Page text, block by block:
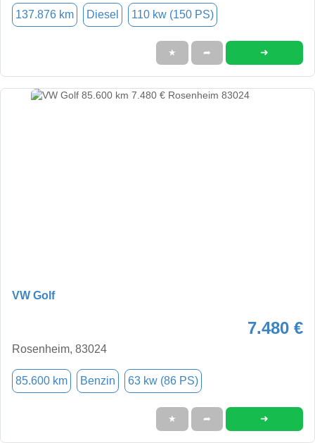
137.876 km Diesel 110 kw (150 PS)
★ ➦ ➜
VW Golf
7.480 €
Rosenheim, 83024
85.600 km Benzin 63 kw (86 PS)
★ ➦ ➜